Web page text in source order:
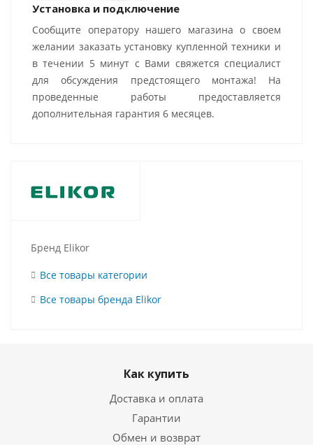
Установка и подключение
Сообщите оператору нашего магазина о своем
желании заказать установку купленной техники и
в течении 5 минут с Вами свяжется специалист
для обсуждения предстоящего монтажа! На
проведенные работы предоставляется
дополнительная гарантия 6 месяцев.
Бренд Elikor
Все товары категории
Все товары бренда Elikor
Как купить
Доставка и оплата
Гарантии
Обмен и возврат